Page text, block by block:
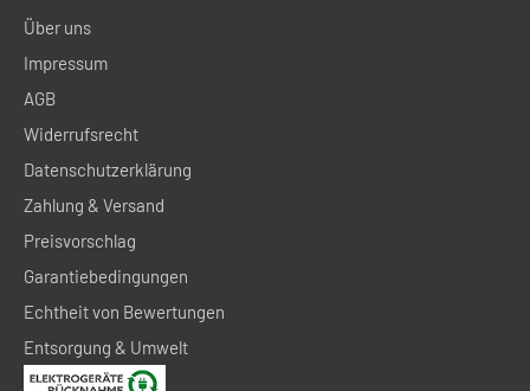
Über uns
Impressum
AGB
Widerrufsrecht
Datenschutzerklärung
Zahlung & Versand
Preisvorschlag
Garantiebedingungen
Echtheit von Bewertungen
Entsorgung & Umwelt